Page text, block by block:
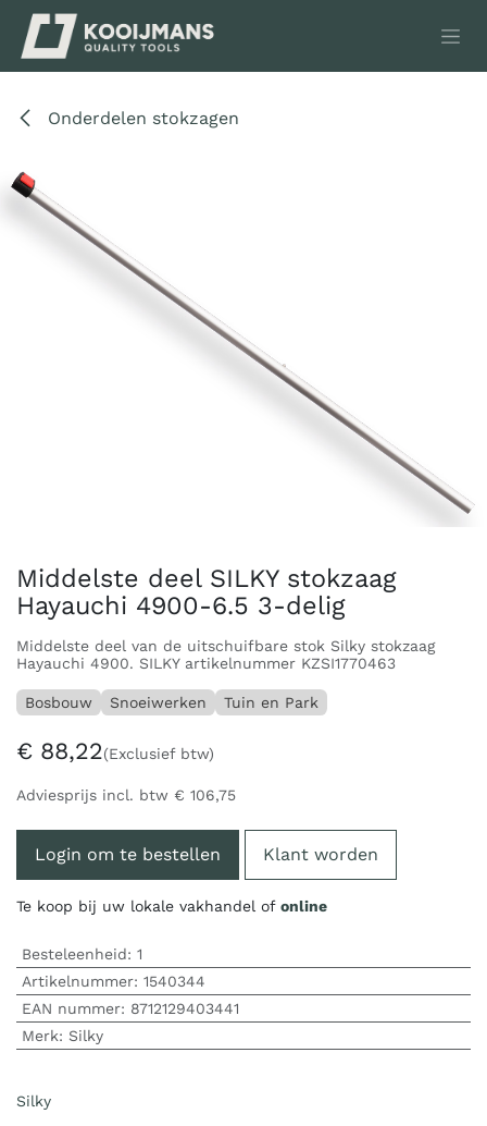
Overslaan naar inhoud
Onderdelen stokzagen
Middelste deel SILKY stokzaag
Hayauchi 4900-6.5 3-delig
Middelste deel van de uitschuifbare stok Silky stokzaag
Hayauchi 4900. SILKY artikelnummer KZSI1770463
Bosbouw Snoeiwerken Tuin en Park
€ 88,22(Exclusief btw)
Adviesprijs incl. btw € 106,75
Login om te bestellen Klant worden
Te koop bij uw lokale vakhandel of online
Besteleenheid: 1
Artikelnummer: 1540344
EAN nummer: 8712129403441
Merk: Silky
Silky